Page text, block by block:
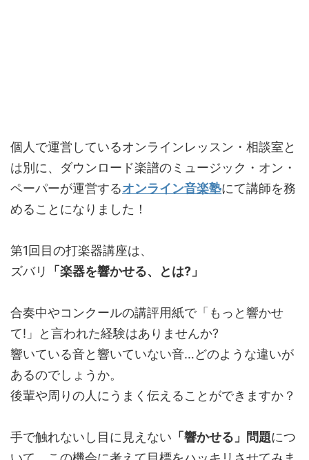
個人で運営しているオンラインレッスン・相談室と
は別に、ダウンロード楽譜のミュージック・オン・
ペーパーが運営するオンライン音楽塾にて講師を務
めることになりました！
第1回目の打楽器講座は、
ズバリ
「楽器を響かせる、とは?」
合奏中やコンクールの講評用紙で「もっと響かせ
て!」と言われた経験はありませんか?
響いている音と響いていない音…どのような違いが
あるのでしょうか。
後輩や周りの人にうまく伝えることができますか？
手で触れないし目に見えない 「響かせる」問題につ